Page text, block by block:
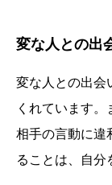
変な人との出
変な人との出会
くれています。
相手の言動に違
ることは、自分